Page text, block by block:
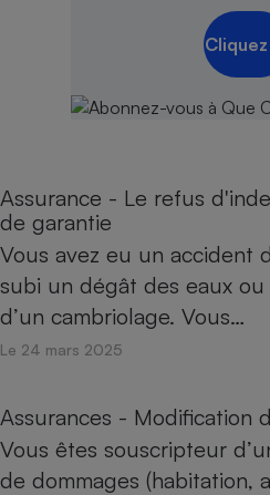
Assurance - Le refus
de garantie
Vous avez eu un accident
subi un dégât des eaux
d’un cambriolage. Vous…
Le 24 mars 2025
Assurances - Modification
Vous êtes souscripteur
de dommages (habitation,